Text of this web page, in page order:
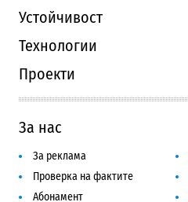
Устойчивост
Технологии
Проекти
За нас
За реклама
Проверка на фактите
Абонамент